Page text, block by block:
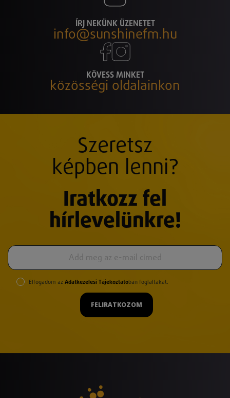
ÍRJ NEKÜNK ÜZENETET
info@sunshinefm.hu
KÖVESS MINKET
közösségi oldalainkon
Szeretsz
képben lenni?
Iratkozz fel
hírlevelünkre!
Elfogadom az Adatkezelési Tájékoztatóban foglaltakat.
FELIRATKOZOM